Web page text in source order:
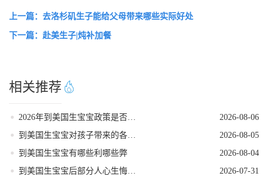
上一篇：去洛杉矶生子能给父母带来哪些实际好处
下一篇：赴美生子|炖补加餐
相关推荐
2026-08-06
2026-08-05
到美国生宝宝有哪些利哪些弊
2026-08-04
2026-07-31